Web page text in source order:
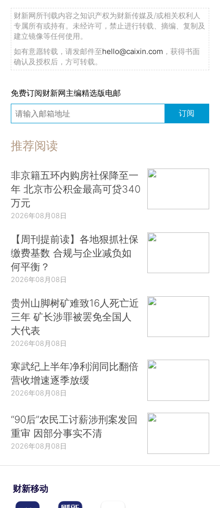
财新网所刊载内容之知识产权为财新传媒及/或相关权利人
专属所有或持有。未经许可，禁止进行转载、摘编、复制及
建立镜像等任何使用。
如有意愿转载，请发邮件至hello@caixin.com ，获得书面
确认及授权后，方可转载。
免费订阅财新网主编精选版电邮
订阅
推荐阅读
非京籍五环内购房社保降至一
年 北京市公积金最高可贷340
万元
2026年08月08日
【周刊提前读】各地狠抓社保
缴费基数 合规与企业减负如
何平衡？
2026年08月08日
贵州山脚树矿难致16人死亡近
三年 矿长涉罪被罢免全国人
大代表
2026年08月08日
寒武纪上半年净利润同比翻倍
营收增速逐季放缓
2026年08月08日
“90后”农民工讨薪涉刑案发回
重审 因部分事实不清
2026年08月08日
财新移动